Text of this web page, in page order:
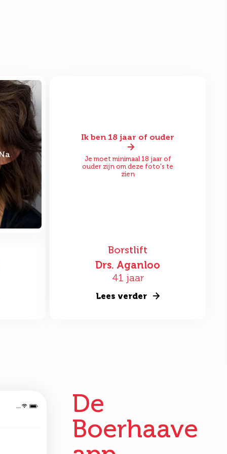
Ik ben 18 jaar of ouder
Je moet minimaal 18 jaar of
ouder zijn om deze foto's te
zien
Voor Na
Borstlift
Drs. Aganloo
41 jaar
Lees verder
De
Boerhaave